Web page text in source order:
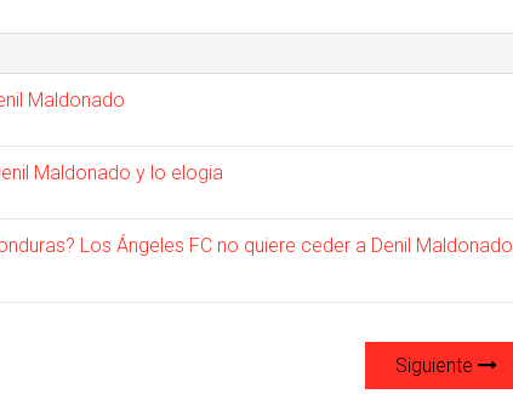
Maldonado
Maldonado y lo elogia
Los Ángeles FC no quiere ceder a Denil Maldonado
Siguiente